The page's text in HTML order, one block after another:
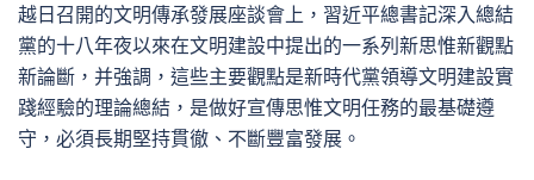
越日召開的文明傳承發展座談會上，習近平總書記深入總結
黨的十八年夜以來在文明建設中提出的一系列新思惟新觀點
新論斷，并強調，這些主要觀點是新時代黨領導文明建設實
踐經驗的理論總結，是做好宣傳思惟文明任務的最基礎遵
守，必須長期堅持貫徹、不斷豐富發展。